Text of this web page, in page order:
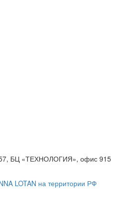
БЦ «ТЕХНОЛОГИЯ», офис 915